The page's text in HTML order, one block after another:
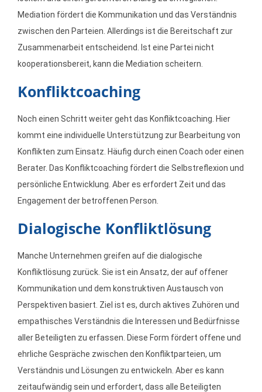
Mediation fördert die Kommunikation und das Verständnis
zwischen den Parteien. Allerdings ist die Bereitschaft zur
Zusammenarbeit entscheidend. Ist eine Partei nicht
kooperationsbereit, kann die Mediation scheitern.
Konfliktcoaching
Noch einen Schritt weiter geht das Konfliktcoaching. Hier
kommt eine individuelle Unterstützung zur Bearbeitung von
Konflikten zum Einsatz. Häufig durch einen Coach oder einen
Berater. Das Konfliktcoaching fördert die Selbstreflexion und
persönliche Entwicklung. Aber es erfordert Zeit und das
Engagement der betroffenen Person.
Dialogische Konfliktlösung
Manche Unternehmen greifen auf die dialogische
Konfliktlösung zurück. Sie ist ein Ansatz, der auf offener
Kommunikation und dem konstruktiven Austausch von
Perspektiven basiert. Ziel ist es, durch aktives Zuhören und
empathisches Verständnis die Interessen und Bedürfnisse
aller Beteiligten zu erfassen. Diese Form fördert offene und
ehrliche Gespräche zwischen den Konfliktparteien, um
Verständnis und Lösungen zu entwickeln. Aber es kann
zeitaufwändig sein und erfordert, dass alle Beteiligten